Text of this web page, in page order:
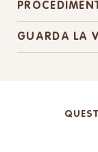
GUARDA LA